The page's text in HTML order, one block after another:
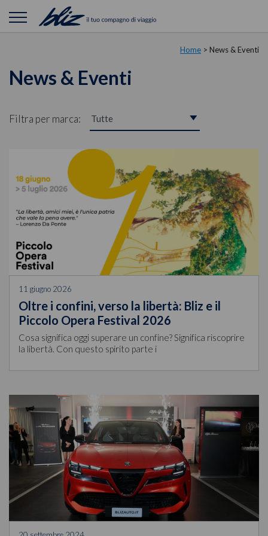
Home > News & Eventi
News & Eventi
Filtra per marca:
11 giugno 2026
Oltre i confini, verso la libertà: Bliz e il
Piccolo Opera Festival 2026
Cosa significa oggi superare un confine? Significa riscoprire
la libertà. Con questo spirito parte i